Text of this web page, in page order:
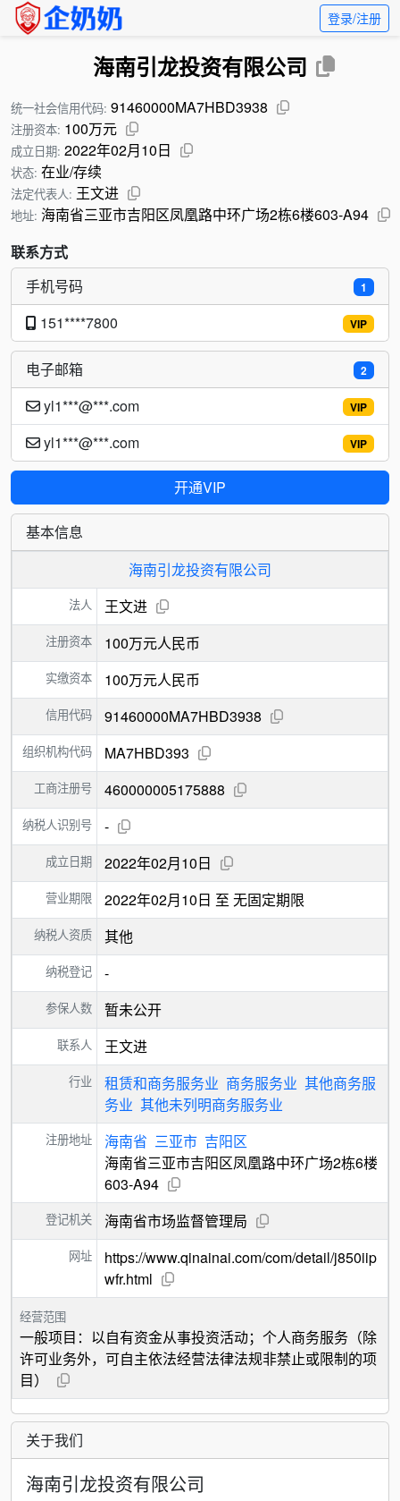
登录/注册
海南引龙投资有限公司
统一社会信用代码: 91460000MA7HBD3938
注册资本: 100万元
成立日期: 2022年02月10日
状态: 在业/存续
法定代表人: 王文进
地址: 海南省三亚市吉阳区凤凰路中环广场2栋6楼603-A94
联系方式
1
手机号码
VIP
151****7800
2
电子邮箱
VIP
yl1***@***.com
VIP
yl1***@***.com
开通VIP
基本信息
海南引龙投资有限公司
法人 王文进
注册资本 100万元人民币
实缴资本 100万元人民币
信用代码 91460000MA7HBD3938
组织机构代码 MA7HBD393
工商注册号 460000005175888
纳税人识别号 -
成立日期 2022年02月10日
营业期限 2022年02月10日 至 无固定期限
纳税人资质 其他
纳税登记 -
参保人数 暂未公开
联系人 王文进
行业 租赁和商务服务业 商务服务业 其他商务服
务业 其他未列明商务服务业
注册地址 海南省 三亚市 吉阳区
海南省三亚市吉阳区凤凰路中环广场2栋6楼
603-A94
登记机关 海南省市场监督管理局
网址
https://www.qinainai.com/com/detail/j850iip
wfr.html
经营范围
一般项目：以自有资金从事投资活动；个人商务服务（除
许可业务外，可自主依法经营法律法规非禁止或限制的项
目）
关于我们
海南引龙投资有限公司